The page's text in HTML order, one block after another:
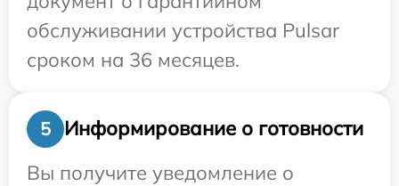
обслуживании устройства Pulsar
сроком на 36 месяцев.
5
Информирование о готовности
Вы получите уведомление о